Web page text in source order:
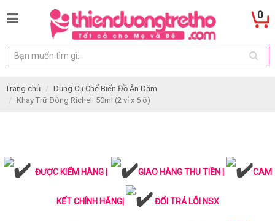
0
Trang chủ
Dụng Cụ Chế Biến Đồ Ăn Dặm
Khay Trữ Đông Richell 50ml (2 vỉ x 6 ô)
ĐƯỢC KIỂM HÀNG | GIAO HÀNG THU TIỀN | CAM
KẾT CHÍNH HÃNG| ĐỔI TRẢ LỖI NSX